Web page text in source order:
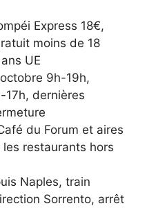
Express 18€,
moins de 18
UE
9h-19h,
dernières
du Forum et aires
restaurants hors
Naples, train
Sorrento, arrêt